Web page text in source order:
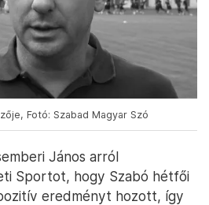
Fotó: Szabad Magyar Szó
János arról
Sportot, hogy Szabó hétfői
eredményt hozott, így